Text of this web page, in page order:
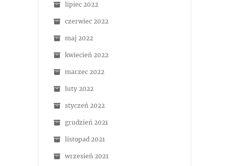
lipiec 2022
czerwiec 2022
maj 2022
kwiecień 2022
marzec 2022
luty 2022
styczeń 2022
grudzień 2021
listopad 2021
wrzesień 2021